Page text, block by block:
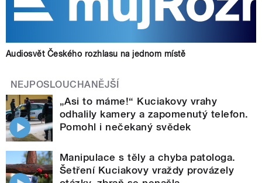
Audiosvět Českého rozhlasu na jednom místě
NEJPOSLOUCHANĚJŠÍ
„Asi to máme!“ Kuciakovy vrahy
odhalily kamery a zapomenutý telefon.
Pomohl i nečekaný svědek
Manipulace s těly a chyba patologa.
Šetření Kuciakovy vraždy provázely